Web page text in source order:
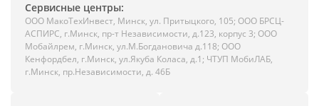
Сервисные центры:
ООО МакоТехИнвест, Минск, ул. Притыцкого, 105; ООО БРСЦ-
АСПИРС, г.Минск, пр-т Независимости, д.123, корпус 3; ООО
Мобайлрем, г.Минск, ул.М.Богдановича д.118; ООО
Кенфордбел, г.Минск, ул.Якуба Коласа, д.1; ЧТУП МобиЛАБ,
г.Минск, пр.Независимости, д. 46Б